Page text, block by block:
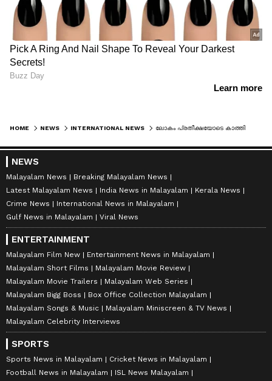
HOME NEWS INTERNATIONAL NEWS
NEWS
Malayalam News
Breaking Malayalam News
Latest Malayalam News
India News in Malayalam
Kerala News
Crime News
International News in Malayalam
Gulf News in Malayalam
Viral News
ENTERTAINMENT
Malayalam Film New
Entertainment News in Malayalam
Malayalam Short Films
Malayalam Movie Review
Malayalam Movie Trailers
Malayalam Web Series
Malayalam Bigg Boss
Box Office Collection Malayalam
Malayalam Songs & Music
Malayalam Miniscreen & TV News
Malayalam Celebrity Interviews
SPORTS
Sports News in Malayalam
Cricket News in Malayalam
Football News in Malayalam
ISL News Malayalam